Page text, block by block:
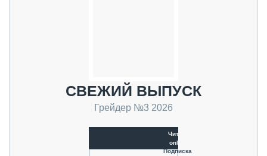
СВЕЖИЙ ВЫПУСК
Грейдер №3 2026
Читать
online
Подписка